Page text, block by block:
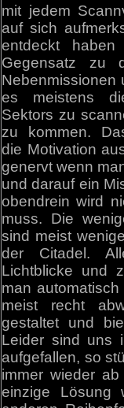
mit jedem
auf sich
entdeckt
Gegensatz zu
Nebenmissionen
es meistens
Sektors zu
zu kommen.
die Motivation
genervt wenn
und darauf ein
obendrein wird
muss. Die
sind meist
der Citadel.
Lichtblicke und
man
meist recht
gestaltet und
Leider sind uns
aufgefallen, so
immer wieder
einzige Lösung